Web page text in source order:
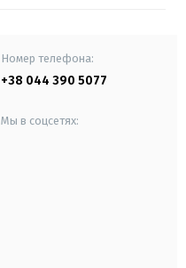
Номер телефона:
+38 044 390 5077
Мы в соцсетях: